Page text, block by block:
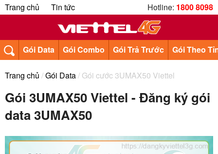
Trang chủ Tin tức Hotline: 1800 8098
Gói Data Gói Combo Gói Trả Trước Gói Theo
Trang chủ /Gói Data/ Gói cước 3UMAX50 Viettel
Gói 3UMAX50 Viettel - Đăng ký gói
data 3UMAX50